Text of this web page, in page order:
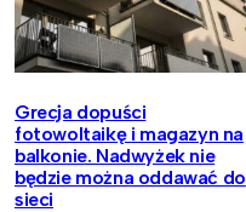
Grecja dopuści
fotowoltaikę i magazyn na
balkonie. Nadwyżek nie
będzie można oddawać do
sieci